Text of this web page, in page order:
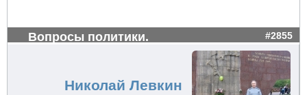
Вопросы политики. #2855
Николай Левкин